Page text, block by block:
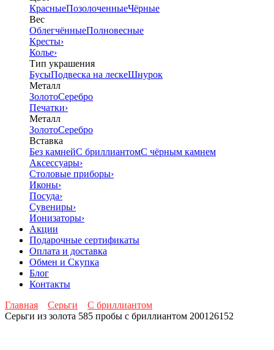
КрасныеПозолоченныеЧёрные
Вес
ОблегчённыеПолновесные
Кресты›
Колье›
Тип украшения
БусыПодвеска на лескеШнурок
Металл
ЗолотоСеребро
Печатки›
Металл
ЗолотоСеребро
Вставка
Без камнейС бриллиантомС чёрным камнем
Аксессуары›
Столовые приборы›
Иконы›
Посуда›
Сувениры›
Ионизаторы›
Акции
Подарочные сертификаты
Оплата и доставка
Обмен и Скупка
Блог
Контакты
Главная
Серьги
С бриллиантом
Серьги из золота 585 пробы с бриллиантом 200126152